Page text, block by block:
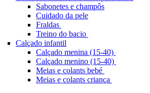
Sabonetes e champôs
Cuidado da pele
Fraldas
Treino do bacio
Calçado infantil
Calçado menina (15-40)
Calçado menino (15-40)
Meias e colants bebé
Meias e colants criança